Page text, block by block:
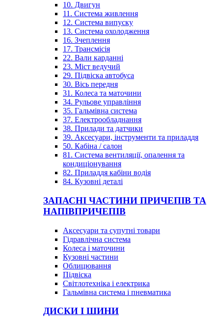
10. Двигун
11. Система живлення
12. Система випуску
13. Система охолодження
16. Зчеплення
17. Трансмісія
22. Вали карданні
23. Міст ведучий
29. Підвіска автобуса
30. Вісь передня
31. Колеса та маточини
34. Рульове управління
35. Гальмівна система
37. Електрообладнання
38. Прилади та датчики
39. Аксесуари, інструменти та приладдя
50. Кабіна / салон
81. Система вентиляції, опалення та
кондиціонування
82. Приладдя кабіни водія
84. Кузовні деталі
ЗАПАСНІ ЧАСТИНИ ПРИЧЕПІВ ТА
НАПІВПРИЧЕПІВ
Аксесуари та супутні товари
Гідравлічна система
Колеса і маточини
Кузовні частини
Облицювання
Підвіска
Світлотехніка і електрика
Гальмівна система і пневматика
ДИСКИ І ШИНИ